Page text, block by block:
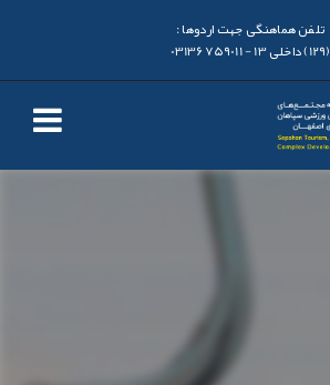
تلفن هماهنگی جهت اردوها :